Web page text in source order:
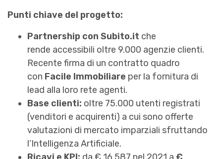
Punti chiave del progetto:
Partnership con Subito.it che
rende accessibili oltre 9.000 agenzie clienti.
Recente firma di un contratto quadro
con Facile Immobiliare per la fornitura di
lead alla loro rete agenti.
Base clienti: oltre 75.000 utenti registrati
(venditori e acquirenti) a cui sono offerte
valutazioni di mercato imparziali sfruttando
l’Intelligenza Artificiale.